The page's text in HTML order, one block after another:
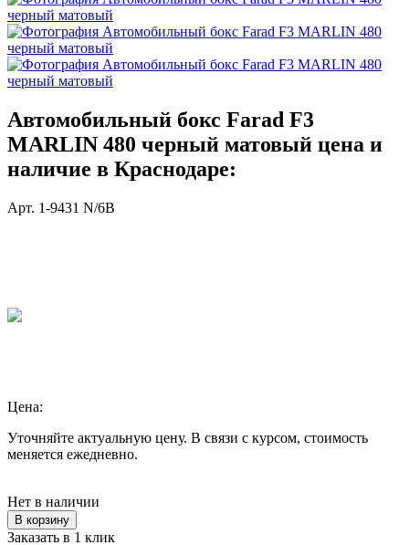
Автомобильный бокс Farad F3
MARLIN 480 черный матовый цена и
наличие в Краснодаре:
Арт. 1-9431 N/6B
Цена:
Уточняйте актуальную цену. В связи с курсом, стоимость
меняется ежедневно.
Нет в наличии
В корзину
Заказать в 1 клик